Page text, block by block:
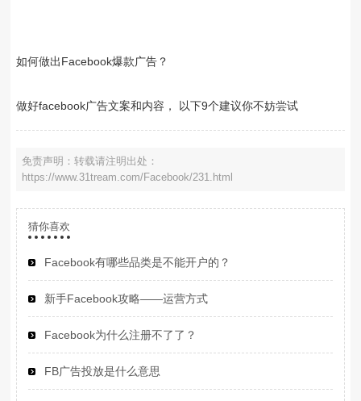
如何做出Facebook爆款广告？
做好facebook广告文案和内容， 以下9个建议你不妨尝试
免责声明：转载请注明出处：
https://www.31tream.com/Facebook/231.html
猜你喜欢
Facebook有哪些品类是不能开户的？
新手Facebook攻略——运营方式
Facebook为什么注册不了了？
FB广告投放是什么意思